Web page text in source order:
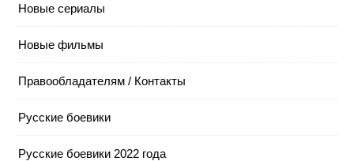
Новые сериалы
Новые фильмы
Правообладателям / Контакты
Русские боевики
Русские боевики 2022 года